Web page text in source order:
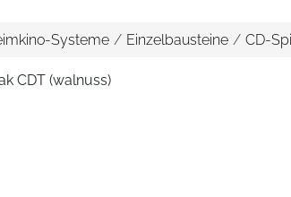
Systeme / Einzelbausteine / CD-
CDT (walnuss)